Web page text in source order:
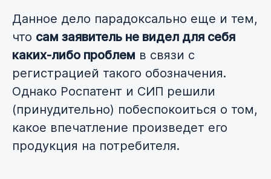
Данное дело парадоксально еще и тем,
что сам заявитель не видел для себя
каких-либо проблем в связи с
регистрацией такого обозначения.
Однако Роспатент и СИП решили
(принудительно) побеспокоиться о том,
какое впечатление произведет его
продукция на потребителя.